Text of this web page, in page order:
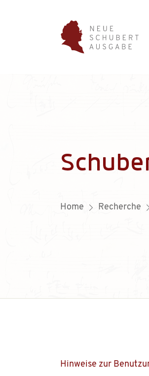
Home Recherche
Hinweise zur